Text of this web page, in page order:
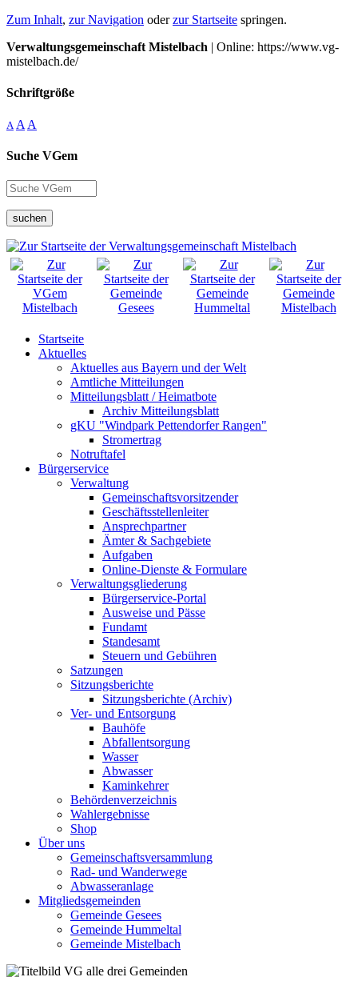
Zum Inhalt, zur Navigation oderzur Startseite springen.
Verwaltungsgemeinschaft Mistelbach | Online: https://www.vg-
mistelbach.de/
Schriftgröße
A A A
Suche VGem
suchen
Startseite
Aktuelles
Aktuelles aus Bayern und der Welt
Amtliche Mitteilungen
Mitteilungsblatt / Heimatbote
Archiv Mitteilungsblatt
gKU "Windpark Pettendorfer Rangen"
Stromertrag
Notruftafel
Bürgerservice
Verwaltung
Gemeinschaftsvorsitzender
Geschäftsstellenleiter
Ansprechpartner
Ämter & Sachgebiete
Aufgaben
Online-Dienste & Formulare
Verwaltungsgliederung
Bürgerservice-Portal
Ausweise und Pässe
Fundamt
Standesamt
Steuern und Gebühren
Satzungen
Sitzungsberichte
Sitzungsberichte (Archiv)
Ver- und Entsorgung
Bauhöfe
Abfallentsorgung
Wasser
Abwasser
Kaminkehrer
Behördenverzeichnis
Wahlergebnisse
Shop
Über uns
Gemeinschaftsversammlung
Rad- und Wanderwege
Abwasseranlage
Mitgliedsgemeinden
Gemeinde Gesees
Gemeinde Hummeltal
Gemeinde Mistelbach